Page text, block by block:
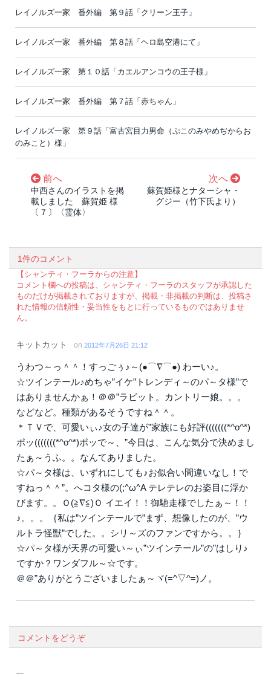
レイノルズ一家 番外編 第９話「クリーン王子」
レイノルズ一家 番外編 第８話「ヘロ島空港にて」
レイノルズ一家 第１０話「カエルアンコウの王子様」
レイノルズ一家 番外編 第７話「赤ちゃん」
レイノルズ一家 第９話「富古宮目力男命（ぷこのみやめぢからお
のみこと）様」
前へ
中西さんのイラストを掲
載しました 蘇賀姫 様
〔７〕〈霊体〉
次へ
蘇賀姫様とナターシャ・
グジー（竹下氏より）
1件のコメント
【シャンティ・フーラからの注意】
コメント欄への投稿は、シャンティ・フーラのスタッフが承認した
ものだけが掲載されておりますが、掲載・非掲載の判断は、投稿さ
れた情報の信頼性・妥当性をもとに行っているものではありませ
ん。
キットカット on 2012年7月26日 21:12
うわつ～っ＾＾！すっごぅ♪～(●⌒∇⌒●) わーい♪。
☆ツインテール♪めちゃ”イケ”トレンディ～のパ～タ様”で
はありませんかぁ！＠＠”ラビット。カントリー娘。。。
などなど。種類があるそうですね＾＾。
＊ＴＶで、可愛いぃ♪女の子達が”家族にも好評(((((((*^o^*)
ポッ(((((((*^o^*)ポッで～、”今日は、こんな気分で決めまし
たぁ～うふ。。なんてありました。
☆パ～タ様は、いずれにしても♪お似合い間違いなし！で
すねっ＾＾”。へコタ様の(;^ω^A テレテレのお姿目に浮か
びます。。Ｏ(≧∇≦)Ｏ イエイ！！御馳走様でしたぁ～！！
♪。。。｛私は”ツインテールで”まず、想像したのが、”ウ
ルトラ怪獣”でした。。シリ～ズのファンですから。。｝
☆パ～タ様が天界の可愛い～ぃ”ツインテール”の”はしり♪
ですか？ワンダフル～☆です。
＠＠”ありがとうございましたぁ～ヾ(=^▽^=)ノ。
コメントをどうぞ